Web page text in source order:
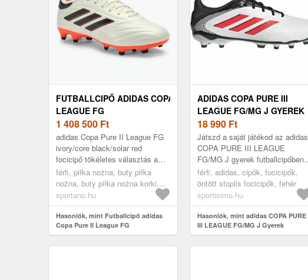
FUTBALLCIPŐ ADIDAS COPA PURE II
LEAGUE FG
ELEFÁNTCSONT/MAGFEKETE/SZOLÁRIS
PIROS (COPA PURE II LEAGUE IF5448)
1 408 500 Ft
adidas Copa Pure II League FG
ivory/core black/solar red
focicipő tökéletes választás a
foci szerelmeseinek, akik
értékelik a stílust és a funkcion...
férfi, piłka nożna, buty piłka
nożna, buty piłka nożna korki,
fehér
sportano.hu
Hasonlók, mint Futballcipő adidas
Copa Pure II League FG
elefántcsont/magfekete/szoláris
piros (Copa Pure II League IF5448)
ADIDAS COPA PURE III
LEAGUE FG/MG J GYEREK
FUTBALLCIPŐ, FEHÉR,
MÉRET 36 2/3
18 990 Ft
Játszd a saját játékod az adidas
COPA PURE III LEAGUE
FG/MG J gyerek futballcipőben,
amelyet a kényelem jegyében
fejlesztettek ki. A Fusionfeel
szi...
férfi, adidas, cipők, focicipők,
öntött stoplis focicipők, fehér
sportisimo.hu
Hasonlók, mint adidas COPA PURE
III LEAGUE FG/MG J Gyerek
futballcipő, fehér, méret 36 2/3